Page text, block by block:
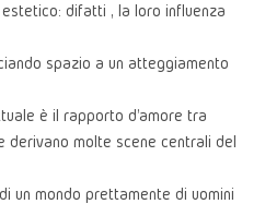
difatti , la loro influenza
spazio a un atteggiamento
è il rapporto d'amore tra
derivano molte scene centrali del
un mondo prettamente di uomini